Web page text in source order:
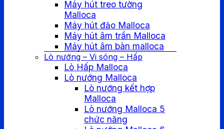
Máy hút treo tường
Malloca
Máy hút đảo Malloca
Máy hút âm trần Malloca
Máy hút âm bàn malloca
Lò nướng – Vi sóng – Hấp
Lò Hấp Malloca
Lò nướng Malloca
Lò nướng kết hợp
Malloca
Lò nướng Malloca 5
chức năng